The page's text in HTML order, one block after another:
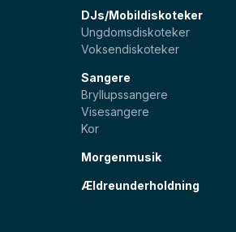
DJs/Mobildiskoteker
Ungdomsdiskoteker
Voksendiskoteker
Sangere
Bryllupssangere
Visesangere
Kor
Morgenmusik
Ældreunderholdning